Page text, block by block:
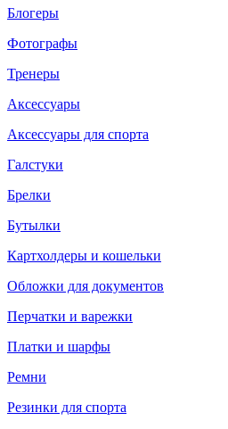
Блогеры
Фотографы
Тренеры
Аксессуары
Аксессуары для спорта
Галстуки
Брелки
Бутылки
Картхолдеры и кошельки
Обложки для документов
Перчатки и варежки
Платки и шарфы
Ремни
Резинки для спорта